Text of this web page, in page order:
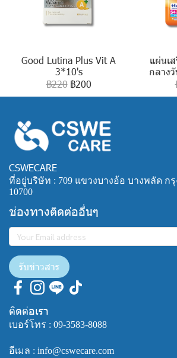
Good Lutina Plus Vit A
3*10's
฿220 ฿200
แผ่นเ
กลาง
CSWECARE
ที่อยู่บริษัท : 709 แขวงบางอ้อ บางพลัด ก
10700
ช่องทางติดต่ออื่นๆ
รับข่าวสาร
ติดต่อเรา
เบอร์โทร : 09-3583-8088
อีเมล : info@cswecare.com